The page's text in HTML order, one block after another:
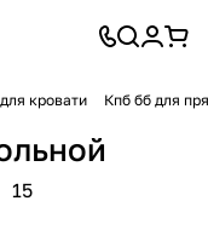
кровати Кпб бб для
15